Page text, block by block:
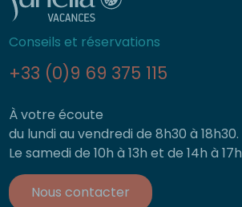
Conseils et réservations
+33 (0)9 69 375 115
À votre écoute
du lundi au vendredi de 8h30 à 18h30.
Le samedi de 10h à 13h et de 14h à 17h
Nous contacter